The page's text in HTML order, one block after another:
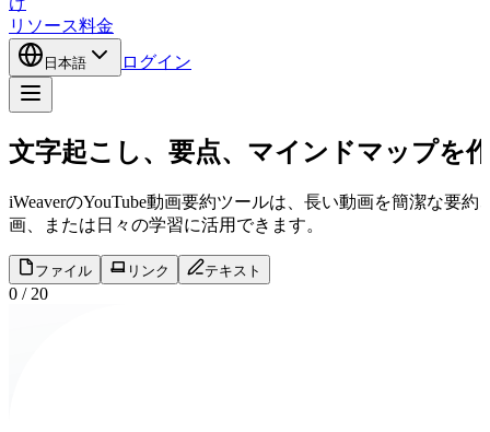
リソース料金
日本語 ログイン
文字起こし、要点、マインドマップを
iWeaverのYouTube動画要約ツールは、長い動画を簡潔な要
画、または日々の学習に活用できます。
ファイル リンク テキスト
0 / 20